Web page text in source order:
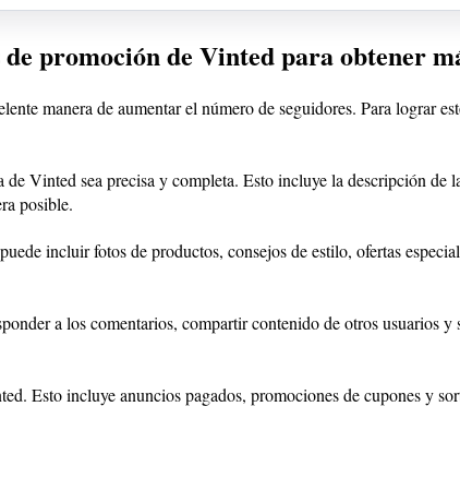
promoción de Vinted para obtener
manera de aumentar el número de seguidores. Para lograr
Vinted sea precisa y completa. Esto incluye la descripción
posible.
incluir fotos de productos, consejos de estilo, ofertas
a los comentarios, compartir contenido de otros usuarios y
Esto incluye anuncios pagados, promociones de cupones y